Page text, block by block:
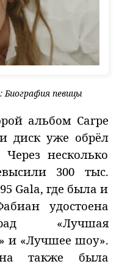
Биография певицы
альбом Carpe
диск уже обрёл
Через несколько
300 тыс.
Gala, где была и
удостоена
«Лучшая
и «Лучшее шоу».
также была